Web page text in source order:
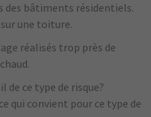
des bâtiments résidentiels.
sur une toiture.
réalisés trop près de
ce type de risque?
qui convient pour ce type de